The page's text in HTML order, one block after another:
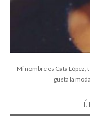
Mi nombre es Cata López,
gusta la